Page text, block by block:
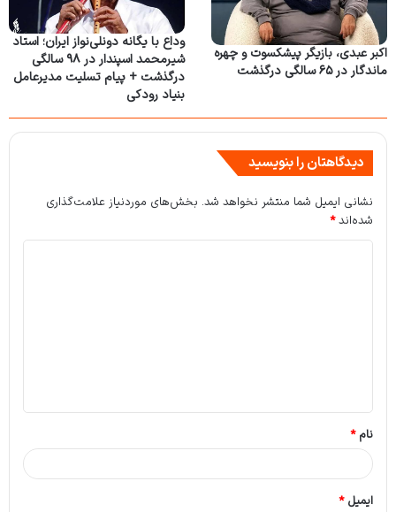
اکبر عبدی، بازیگر پیشکسوت و چهره
ماندگار در ۶۵ سالگی درگذشت
وداع با یگانه دونلی‌نواز ایران؛ استاد
شیرمحمد اسپندار در ۹۸ سالگی
درگذشت + پیام تسلیت مدیرعامل
بنیاد رودکی
دیدگاهتان را بنویسید
نشانی ایمیل شما منتشر نخواهد شد. بخش‌های موردنیاز علامت‌گذاری
شده‌اند*
*
نام*
ایمیل*